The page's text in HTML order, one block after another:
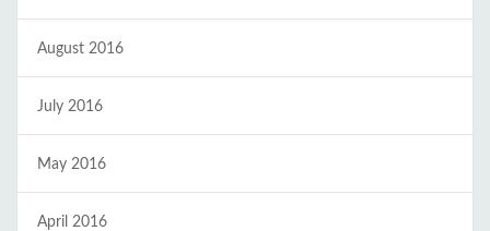
August 2016
July 2016
May 2016
April 2016